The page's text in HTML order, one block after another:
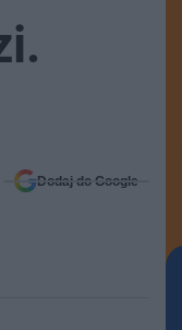
Dodaj do Google